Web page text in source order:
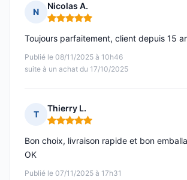
N
Nicolas A.
Note : 5 sur 5
Publié le 08/11/2025 à 10h46
suite à un achat du 17/10/2025
Toujours parfaitement, client depuis 15
T
Thierry L.
Note : 5 sur 5
Publié le 07/11/2025 à 17h31
Bon choix, livraison rapide et bon
OK